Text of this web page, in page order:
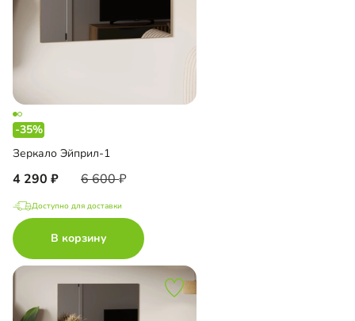
-35%
Зеркало Эйприл-1
4 290 6 600
Доступно для доставки
В корзину